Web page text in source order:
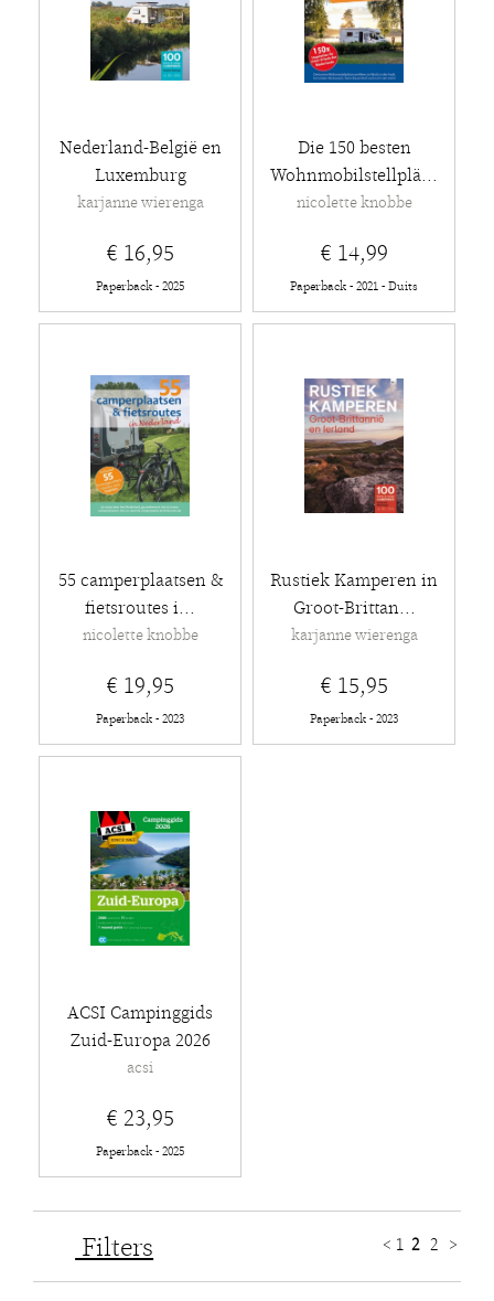
Nederland-België en
Luxemburg
karjanne wierenga
€ 16,95
Paperback - 2025
Die 150 besten
Wohnmobilstellplä...
nicolette knobbe
€ 14,99
Paperback - 2021 - Duits
55 camperplaatsen &
fietsroutes i...
nicolette knobbe
€ 19,95
Paperback - 2023
Rustiek Kamperen in
Groot-Brittan...
karjanne wierenga
€ 15,95
Paperback - 2023
ACSI Campinggids
Zuid-Europa 2026
acsi
€ 23,95
Paperback - 2025
Filters < 1 2 2 >